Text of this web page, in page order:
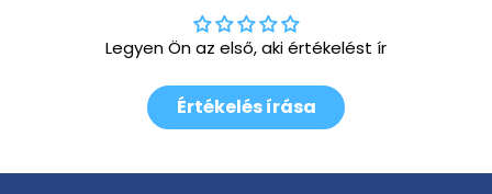
Legyen Ön az első, aki értékelést ír
Értékelés írása